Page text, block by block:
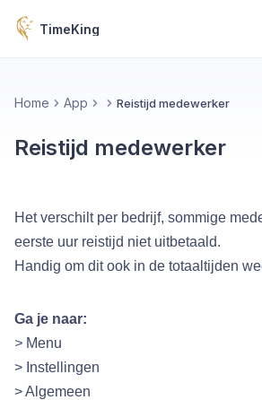
TimeKing
Home App Reistijd medewerker
Reistijd medewerker
Het verschilt per bedrijf, sommige
eerste uur reistijd niet uitbetaald.
Handig om dit ook in de totaaltijden
Ga je naar:
> Menu
> Instellingen
> Algemeen